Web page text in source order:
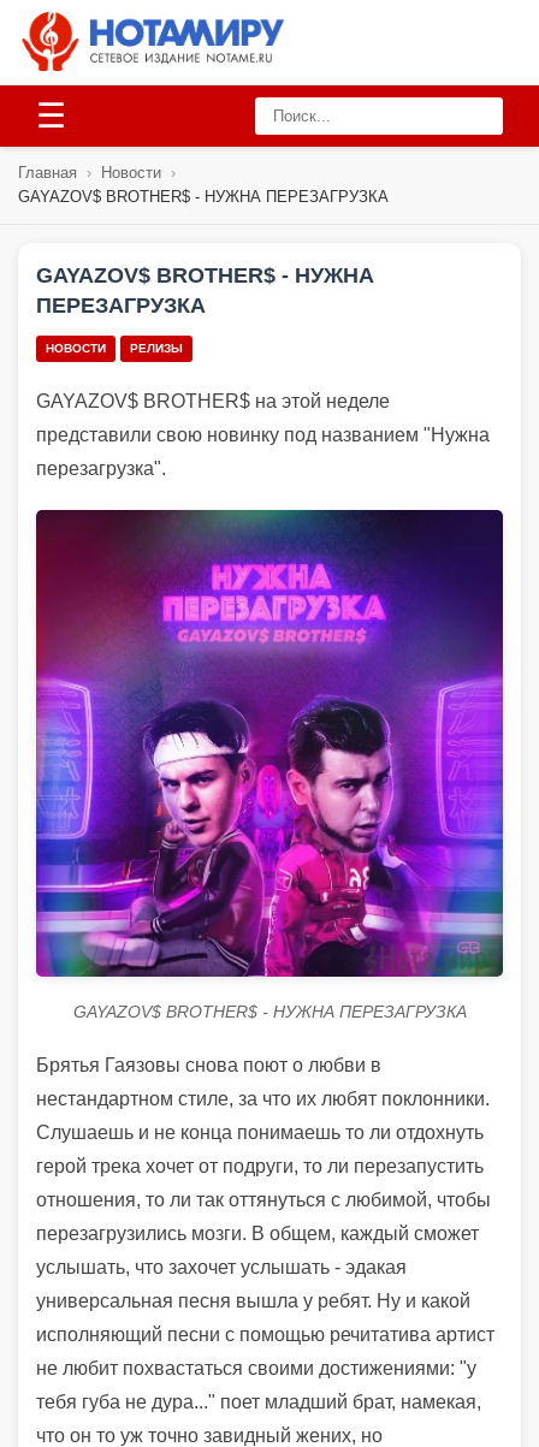
☰
Главная › Новости ›
GAYAZOV$ BROTHER$ - НУЖНА ПЕРЕЗАГРУЗКА
GAYAZOV$ BROTHER$ - НУЖНА
ПЕРЕЗАГРУЗКА
НОВОСТИ РЕЛИЗЫ
GAYAZOV$ BROTHER$ на этой неделе
представили свою новинку под названием "Нужна
перезагрузка".
GAYAZOV$ BROTHER$ - НУЖНА ПЕРЕЗАГРУЗКА
Брятья Гаязовы снова поют о любви в
нестандартном стиле, за что их любят поклонники.
Слушаешь и не конца понимаешь то ли отдохнуть
герой трека хочет от подруги, то ли перезапустить
отношения, то ли так оттянуться с любимой, чтобы
перезагрузились мозги. В общем, каждый сможет
услышать, что захочет услышать - эдакая
универсальная песня вышла у ребят. Ну и какой
исполняющий песни с помощью речитатива артист
не любит похвастаться своими достижениями: "у
тебя губа не дура..." поет младший брат, намекая,
что он то уж точно завидный жених, но